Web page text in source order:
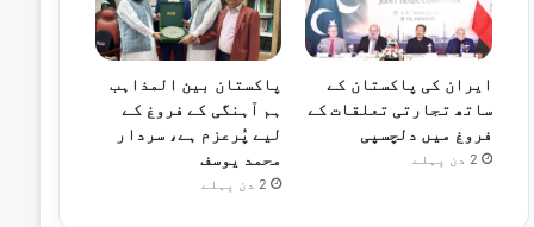
ایران کی پاکستان کے
ساتھ تجارتی تعلقات کے
فروغ میں دلچسپی
2 دن پہلے
پاکستان بین المذاہب
ہم آہنگی کے فروغ کے
لیے پُرعزم ہے، سردار
محمد یوسف
2 دن پہلے